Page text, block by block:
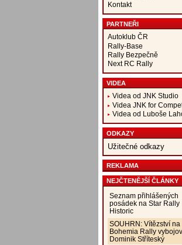
Kontakt
PARTNEŘI
Autoklub ČR
Rally-Base
Rally Bezpečně
Next RC Rally
VIDEA
Videa od JNK Studio
Videa JNK for
Videa od Luboše
ODKAZY
Užitečné odkazy
REKLAMA
NEJČTENĚJŠÍ ČLÁNKY
Seznam přihlášených
posádek na Star Rally
Historic
SOUHRN: Vítězství na
Bohemia Rally
Dominik Stříteský